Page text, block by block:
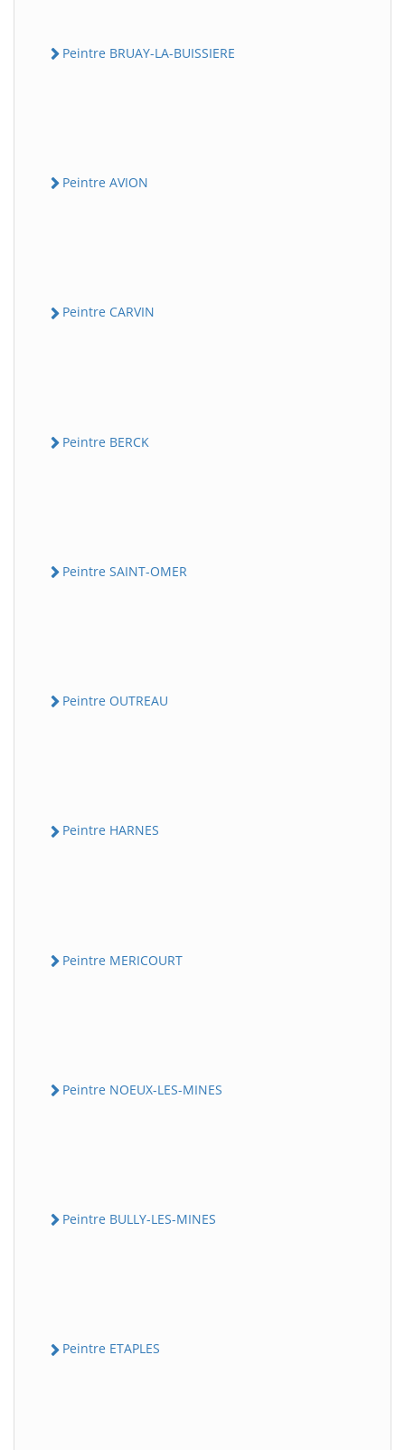
Peintre BRUAY-LA-BUISSIERE
Peintre AVION
Peintre CARVIN
Peintre BERCK
Peintre SAINT-OMER
Peintre OUTREAU
Peintre HARNES
Peintre MERICOURT
Peintre NOEUX-LES-MINES
Peintre BULLY-LES-MINES
Peintre ETAPLES